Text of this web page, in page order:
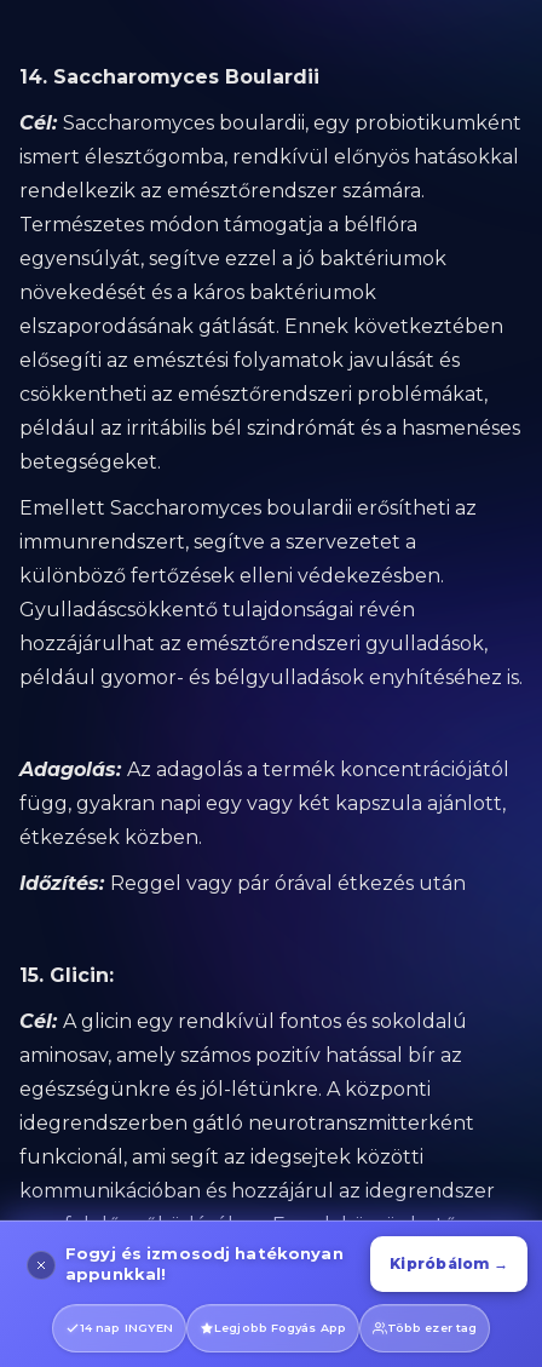
14. Saccharomyces Boulardii
Cél: Saccharomyces boulardii, egy probiotikumként
ismert élesztőgomba, rendkívül előnyös hatásokkal
rendelkezik az emésztőrendszer számára.
Természetes módon támogatja a bélflóra
egyensúlyát, segítve ezzel a jó baktériumok
növekedését és a káros baktériumok
elszaporodásának gátlását. Ennek következtében
elősegíti az emésztési folyamatok javulását és
csökkentheti az emésztőrendszeri problémákat,
például az irritábilis bél szindrómát és a hasmenéses
betegségeket.
Emellett Saccharomyces boulardii erősítheti az
immunrendszert, segítve a szervezetet a
különböző fertőzések elleni védekezésben.
Gyulladáscsökkentő tulajdonságai révén
hozzájárulhat az emésztőrendszeri gyulladások,
például gyomor- és bélgyulladások enyhítéséhez is.
Adagolás: Az adagolás a termék koncentrációjától
függ, gyakran napi egy vagy két kapszula ajánlott,
étkezések közben.
Időzítés: Reggel vagy pár órával étkezés után
15. Glicin:
Cél: A glicin egy rendkívül fontos és sokoldalú
aminosav, amely számos pozitív hatással bír az
egészségünkre és jól-létünkre. A központi
idegrendszerben gátló neurotranszmitterként
funkcionál, ami segít az idegsejtek közötti
kommunikációban és hozzájárul az idegrendszer
megfelelő működéséhez. Ennek köszönhetően
képes csökkenteni a szorongást és javítani az
Ezen túlmenően a glicin szerepet játszik az
Fogyj és izmosodj hatékonyan
appunkkal!
Kipróbálom →
14 nap INGYEN Legjobb Fogyás App Több ezer tag